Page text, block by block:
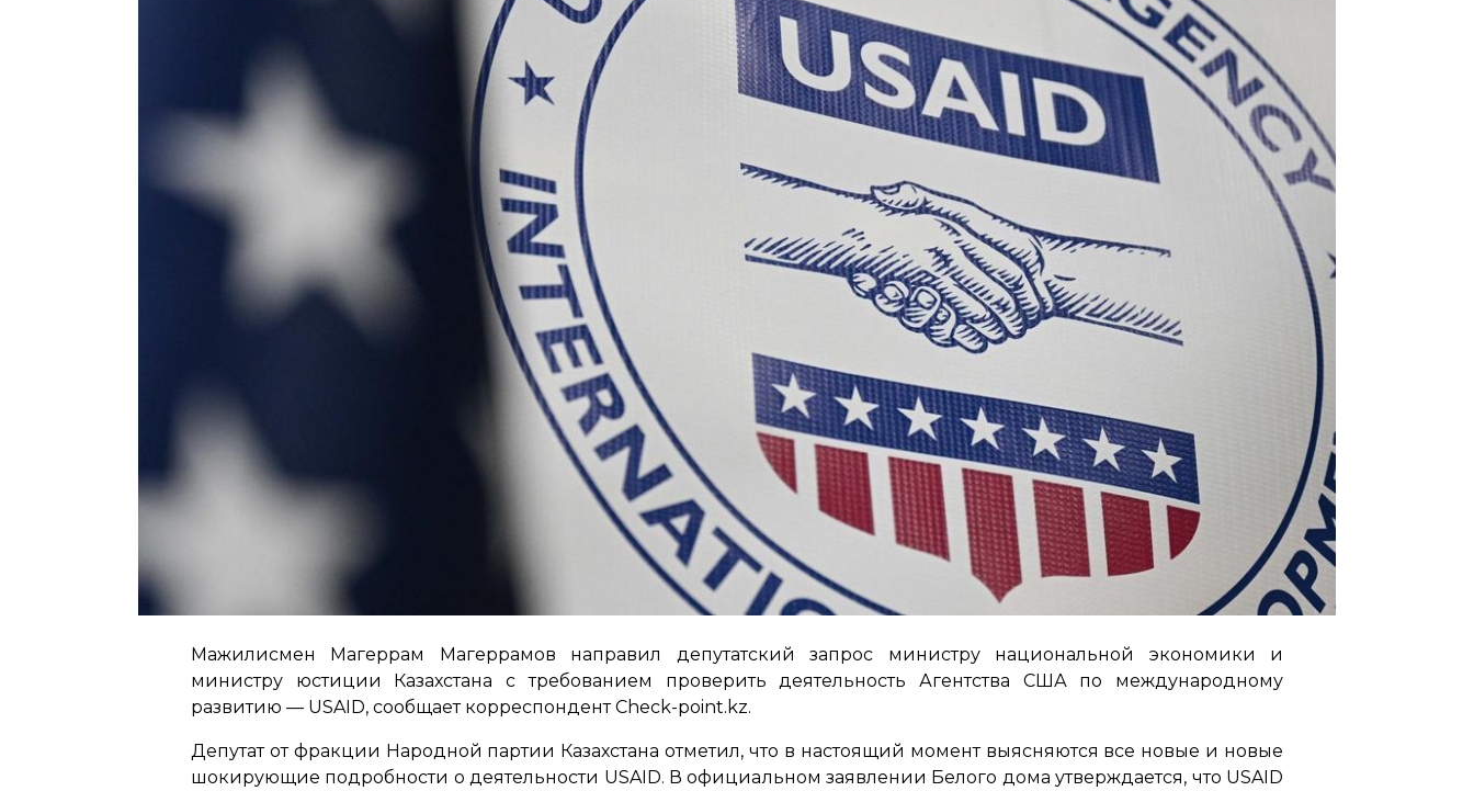
Мажилисмен Магеррам Магеррамов направил депутатский запрос министру национальной экономики и
министру юстиции Казахстана с требованием проверить деятельность Агентства США по международному
развитию — USAID, сообщает корреспондент Check-point.kz.
Депутат от фракции Народной партии Казахстана отметил, что в настоящий момент выясняются все новые и новые
шокирующие подробности о деятельности USAID. В официальном заявлении Белого дома утверждается, что USAID